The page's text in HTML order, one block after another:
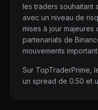
les traders souhaitant
avec un niveau de
mises à jour majeures
partenariats de
mouvements
Sur TopTraderPrime,
un spread de 0.50 et